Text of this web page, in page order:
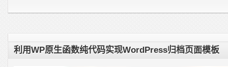
利用WP原生函数纯代码实现WordPress归档页面模板